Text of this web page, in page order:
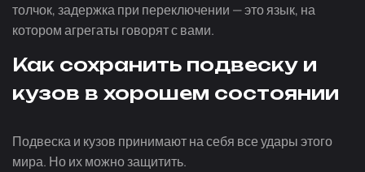
толчок, задержка при переключении — это язык, на
котором агрегаты говорят с вами.
Как сохранить подвеску и
кузов в хорошем состоянии
Подвеска и кузов принимают на себя все удары этого
мира. Но их можно защитить.